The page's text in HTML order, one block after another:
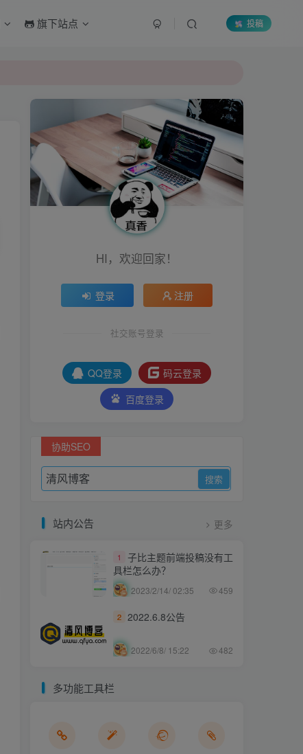
旗下站点 投稿
HI，欢迎回家！
登录 注册
社交账号登录
QQ登录
码云登录
百度登录
协助SEO
站内公告 更多
1
子比主题前端投稿没有工
具栏怎么办？
2023/2/14/ 02:35 459
2 2022.6.8公告
2022/6/8/ 15:22 482
多功能工具栏